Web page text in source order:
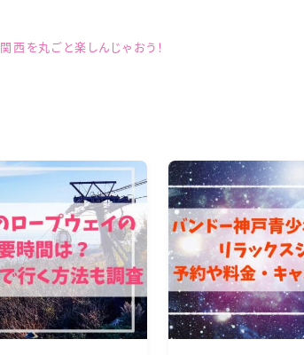
関西を丸ごと楽しんじゃおう！